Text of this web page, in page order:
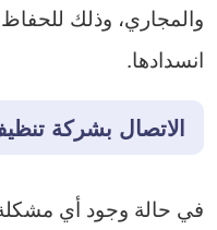
والمجاري، وذلك
انسدادها.
الاتصال بشركة
في حالة وجود أي